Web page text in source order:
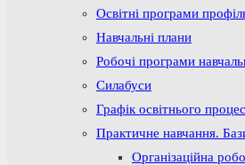
Освітні програми
Навчальні плани
Робочі програми
Силабуси
Графік освітнього
Практичне навчання.
Організаційна